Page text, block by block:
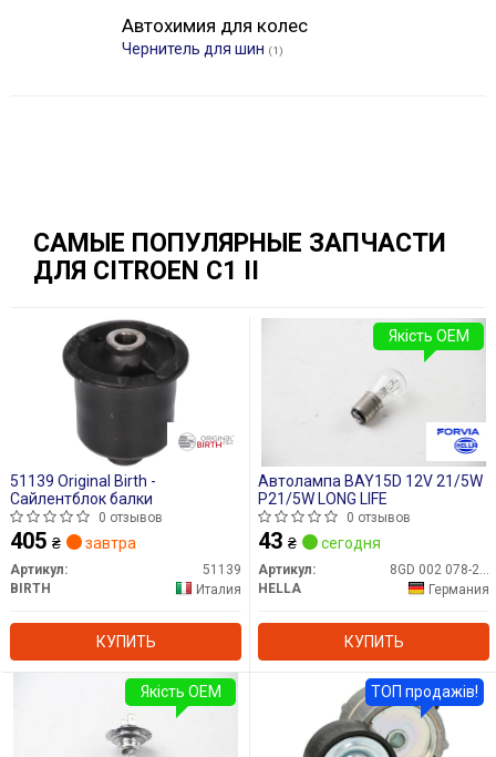
Автохимия для колес
Чернитель для шин (1)
САМЫЕ ПОПУЛЯРНЫЕ ЗАПЧАСТИ
ДЛЯ CITROEN C1 II
51139 Original Birth -
Сайлентблок балки
0 отзывов
405 ₴ завтра
Артикул:
51139
BIRTH
Италия
КУПИТЬ
Автолампа BAY15D 12V 21/5W
P21/5W LONG LIFE
0 отзывов
43 ₴ сегодня
Артикул:
8GD 002 078-221
HELLA
Германия
КУПИТЬ
Якість OEM
Якість OEM ТОП продажів!